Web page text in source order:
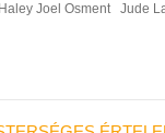
Haley Joel Osment Jude